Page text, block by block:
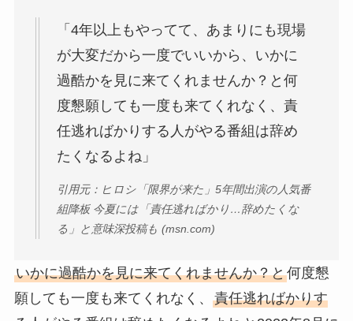
「4年以上もやってて、あまりにも現場
が大変だから一度でいいから、いかに
過酷かを見に来てくれませんか？と何
度懇願しても一度も来てくれなく、責
任逃ればかりする人がやる番組は辞め
たくなるよね」
引用元：ヒロシ「限界が来た」5年間出演の人気番
組降板 今夏には「責任逃ればかり…辞めたくな
る」と意味深投稿も (msn.com)
いかに過酷かを見に来てくれませんか？と何度懇
願しても一度も来てくれなく、 責任逃ればかりす